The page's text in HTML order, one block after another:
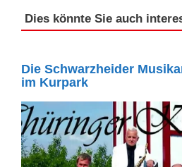
Dies könnte Sie auch
Die Schwarzheider
im Kurpark